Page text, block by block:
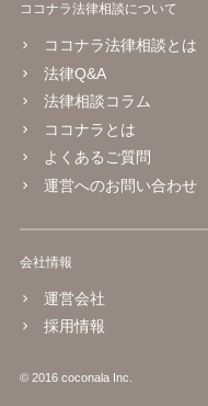
ココナラ法律相談について
ココナラ法律相談とは
法律Q&A
法律相談コラム
ココナラとは
よくあるご質問
運営へのお問い合わせ
会社情報
運営会社
採用情報
© 2016 coconala Inc.